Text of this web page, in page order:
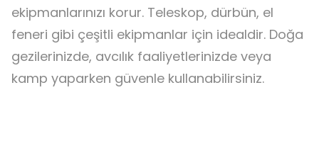
ekipmanlarınızı korur. Teleskop, dürbün, el
feneri gibi çeşitli ekipmanlar için idealdir. Doğa
gezilerinizde, avcılık faaliyetlerinizde veya
kamp yaparken güvenle kullanabilirsiniz.